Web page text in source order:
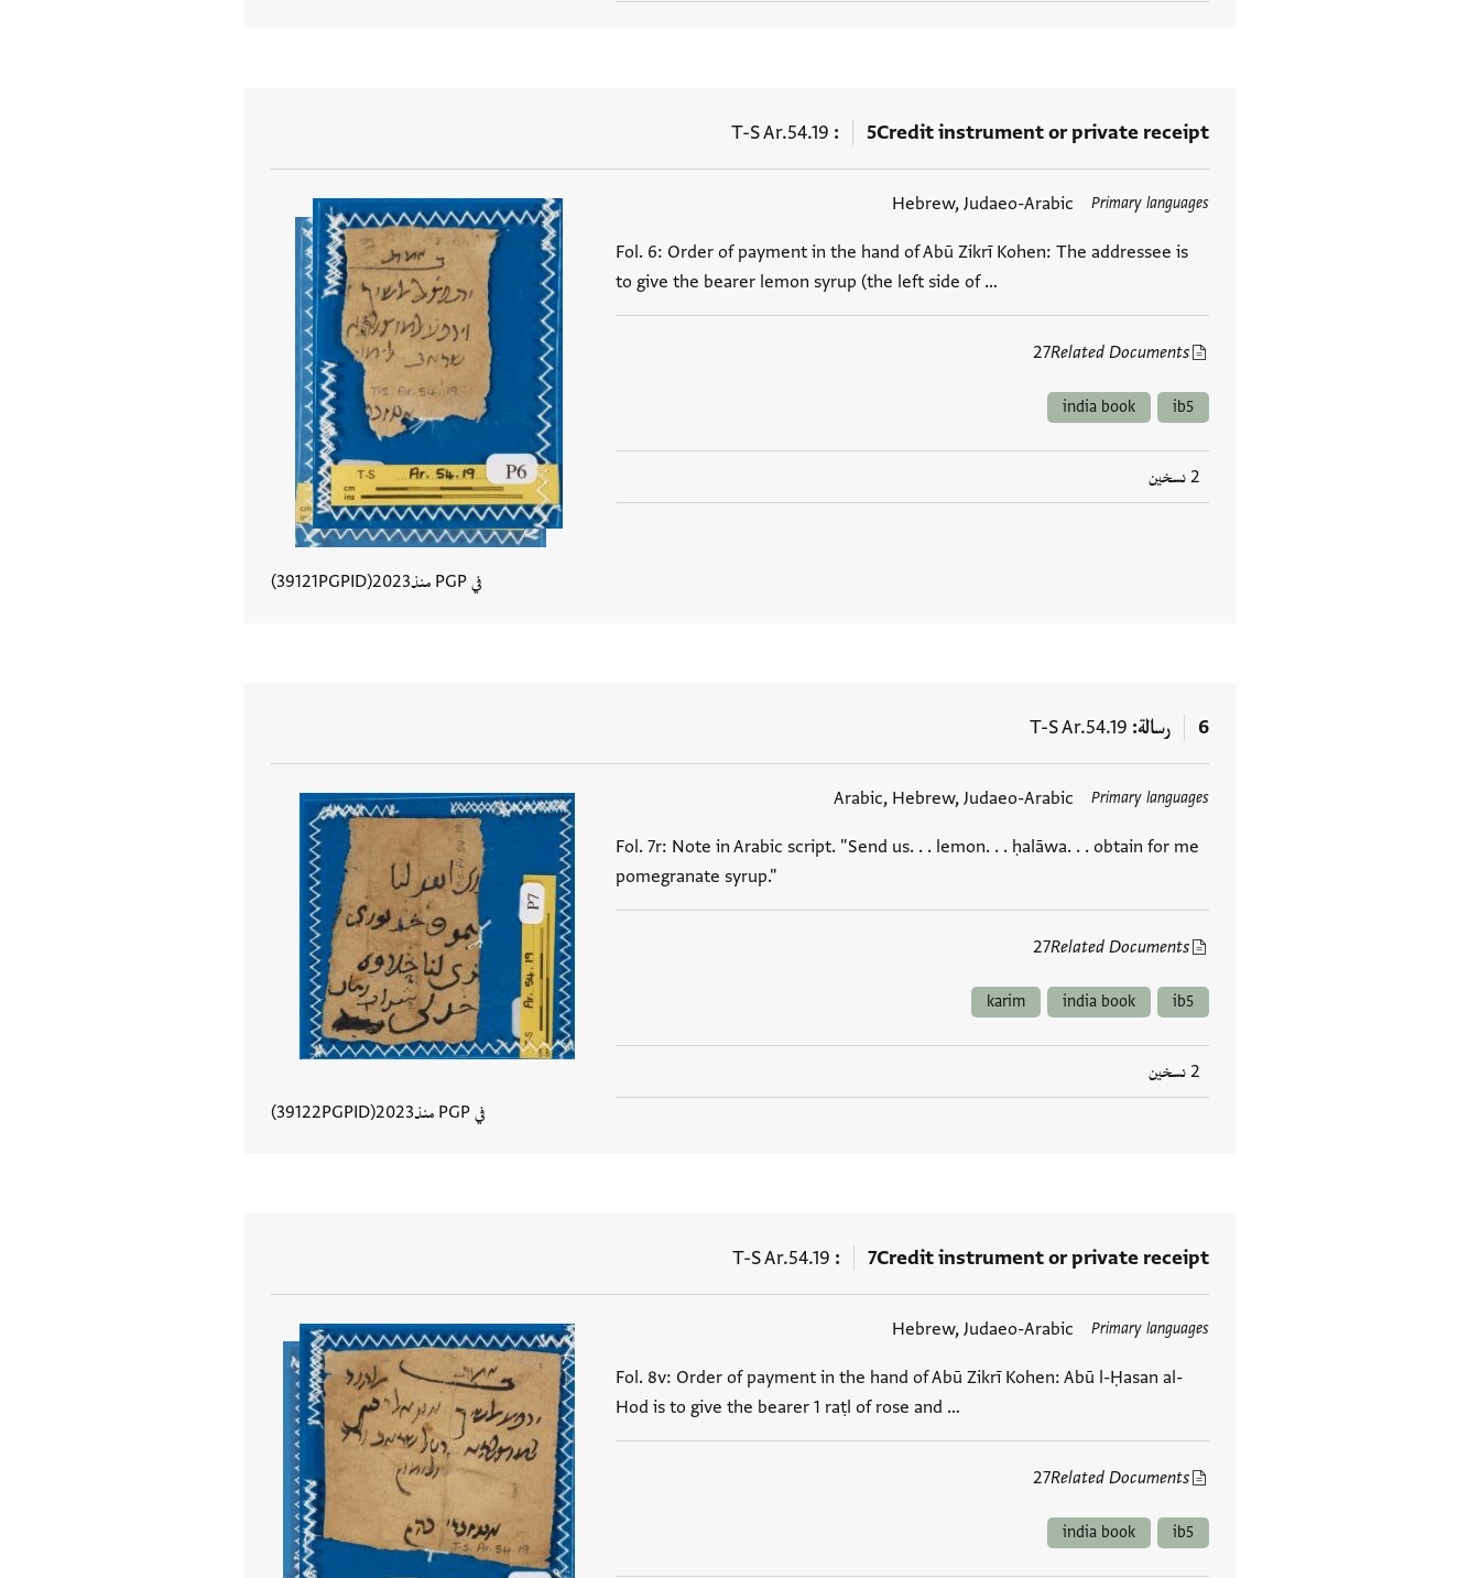
5Credit instrument or private receipt
T-S Ar.54.19
Primary languages
Hebrew, Judaeo-Arabic
Fol. 6: Order of payment in the hand of Abū Zikrī Kohen: The addressee is
to give the bearer lemon syrup (the left side of …
Related Documents
27
العلامات
ib5
india book
2 نسخين
في PGP منذ 2023
PGPID
39121
6 رسالة T-S Ar.54.19
Primary languages
Arabic, Hebrew, Judaeo-Arabic
Fol. 7r: Note in Arabic script. "Send us. . . lemon. . . ḥalāwa. . . obtain for me
pomegranate syrup."
Related Documents
27
العلامات
ib5
india book
karim
2 نسخين
في PGP منذ
2023
PGPID
39122
7Credit instrument or private receipt
T-S Ar.54.19
Primary languages
Hebrew, Judaeo-Arabic
Fol. 8v: Order of payment in the hand of Abū Zikrī Kohen: Abū l-Ḥasan al-
Hod is to give the bearer 1 raṭl of rose and …
Related Documents
27
العلامات
ib5
india book